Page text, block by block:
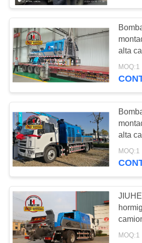
alta
mini
MOQ:1
alta
mini
MOQ:1
MOQ:1